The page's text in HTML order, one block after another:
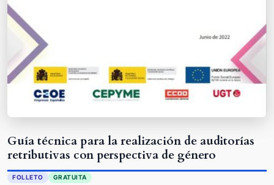
Guía técnica para la realización de auditorías
retributivas con perspectiva de género
FOLLETO GRATUITA